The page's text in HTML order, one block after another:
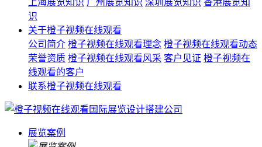
识
关于橙子视频在线观看
公司简介 橙子视频在线观看理念 橙子视频在线观看动态
荣誉资质 橙子视频在线观看风采 客户见证 橙子视频在
线观看的客户
联系橙子视频在线观看
展览案例